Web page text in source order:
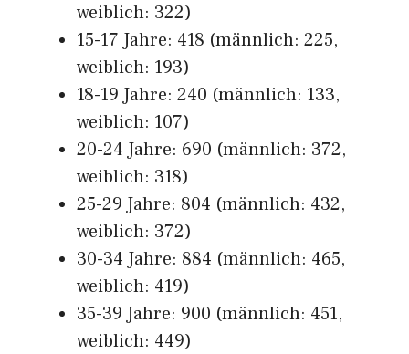
weiblich: 322)
15-17 Jahre: 418 (männlich: 225,
weiblich: 193)
18-19 Jahre: 240 (männlich: 133,
weiblich: 107)
20-24 Jahre: 690 (männlich: 372,
weiblich: 318)
25-29 Jahre: 804 (männlich: 432,
weiblich: 372)
30-34 Jahre: 884 (männlich: 465,
weiblich: 419)
35-39 Jahre: 900 (männlich: 451,
weiblich: 449)